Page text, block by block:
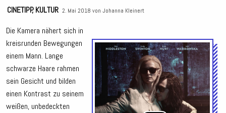
CINETIPP,KULTUR 2. Mai 2018 von Johanna Kleinert
Die Kamera nähert sich in
kreisrunden Bewegungen
einem Mann. Lange
schwarze Haare rahmen
sein Gesicht und bilden
einen Kontrast zu seinem
weißen, unbedeckten